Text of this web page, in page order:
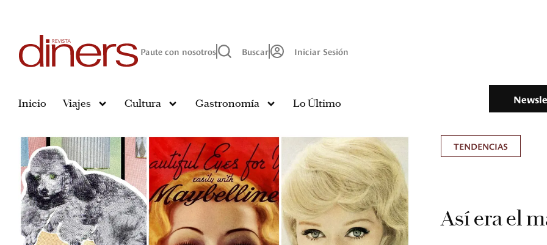
Paute con nosotros Buscar Iniciar Sesión
Inicio Viajes Cultura Gastronomía Lo Último
TENDENCIAS
Así era el